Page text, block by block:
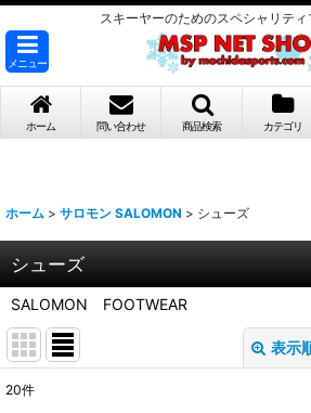
スキーヤーのためのスペシャリテ
メニュー
ホーム 問い合わせ 商品検索 カテゴリ
ホーム > サロモン SALOMON > シューズ
シューズ
SALOMON FOOTWEAR
表示
20件